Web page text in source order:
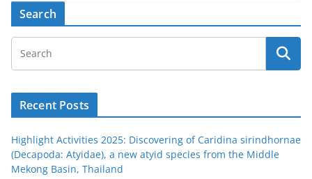
Search
Recent Posts
Highlight Activities 2025: Discovering of Caridina sirindhornae
(Decapoda: Atyidae), a new atyid species from the Middle
Mekong Basin, Thailand